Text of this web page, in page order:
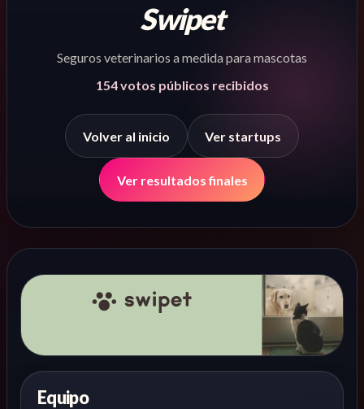
Swipet
Seguros veterinarios a medida para mascotas
154votos públicos recibidos
Volver al inicio Ver startups
Ver resultados finales
Equipo